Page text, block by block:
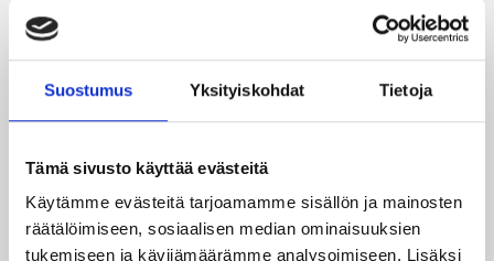
Suostumus Yksityiskohdat Tietoja
Tämä sivusto käyttää evästeitä
Käytämme evästeitä tarjoamamme sisällön ja mainosten
räätälöimiseen, sosiaalisen median ominaisuuksien
tukemiseen ja kävijämäärämme analysoimiseen. Lisäksi
Korisliiga 05.08.2026 11:34
Seagulls hankki taitoa ja